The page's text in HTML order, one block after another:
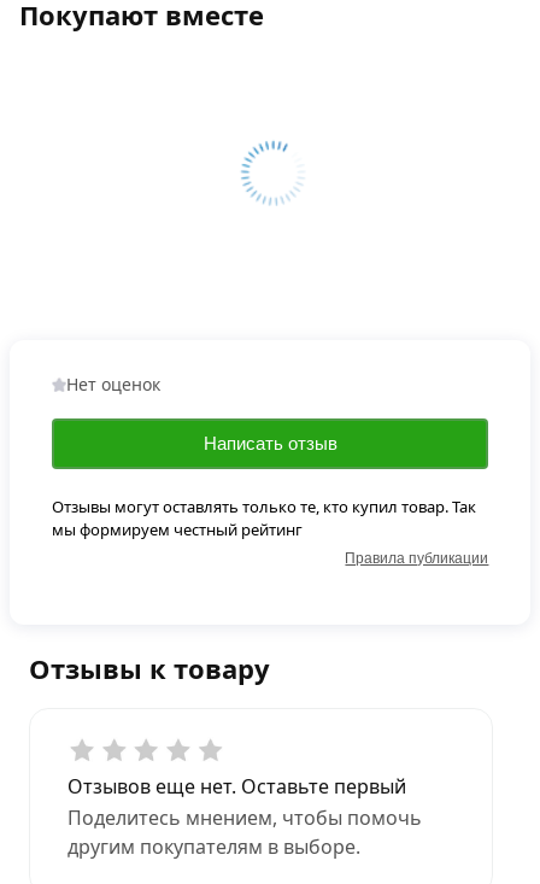
Покупают вместе
Отзывы к товару
Отзывов еще нет. Оставьте первый
Поделитесь мнением, чтобы помочь
другим покупателям в выборе.
Нет оценок
Написать отзыв
Отзывы могут оставлять только те, кто купил товар. Так
мы формируем честный рейтинг
Правила публикации